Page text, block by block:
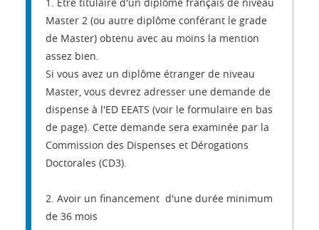
Master 2 (ou autre diplôme conférant le grade
de Master) obtenu avec au moins la mention
assez bien.
Si vous avez un diplôme étranger de niveau
Master, vous devrez adresser une demande de
dispense à l'ED EEATS (voir le formulaire en bas
de page). Cette demande sera examinée par la
Commission des Dispenses et Dérogations
Doctorales (CD3).
2. Avoir un financement d'une durée minimum
de 36 mois